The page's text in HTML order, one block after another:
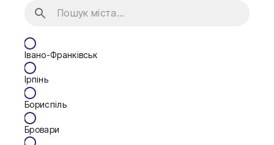
Івано-Франківськ
Ірпінь
Бориспіль
Бровари